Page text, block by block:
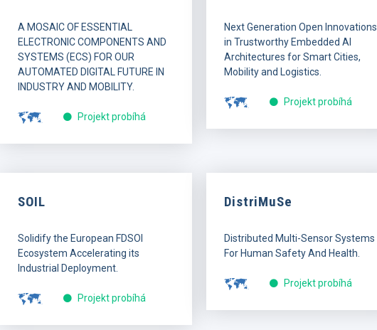
A MOSAIC OF ESSENTIAL
ELECTRONIC COMPONENTS AND
SYSTEMS (ECS) FOR OUR
AUTOMATED DIGITAL FUTURE IN
INDUSTRY AND MOBILITY.
Projekt probíhá
Next Generation Open Innovations
in Trustworthy Embedded AI
Architectures for Smart Cities,
Mobility and Logistics.
Projekt probíhá
SOIL
Solidify the European FDSOI
Ecosystem Accelerating its
Industrial Deployment.
Projekt probíhá
DistriMuSe
Distributed Multi-Sensor Systems
For Human Safety And Health.
Projekt probíhá